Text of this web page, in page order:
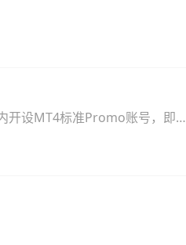
开设MT4标准Promo账号，即可